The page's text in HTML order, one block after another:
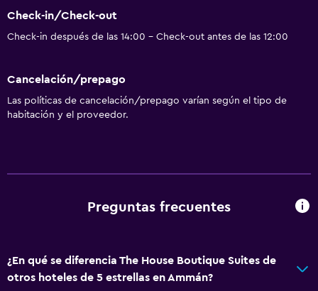
Unidad accesible para personas en silla de ruedas
Accesibilidad
Ascensor disponible
Inodoro con barras de apoyo
Check-in/Check-out
Check-in después de las 14:00 - Check-out antes de las 12:00
Cancelación/prepago
Las políticas de cancelación/prepago varían según el tipo de
habitación y el proveedor.
Preguntas frecuentes
¿En qué se diferencia The House Boutique Suites de
otros hoteles de 5 estrellas en Ammán?